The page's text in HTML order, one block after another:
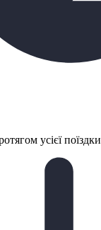
усієї поїздки